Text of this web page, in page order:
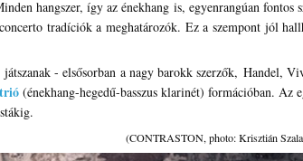
hangszer, így az énekhang is, egyenrangúan fontos
tradíciók a meghatározók. Ez a szempont jól
- elsősorban a nagy barokk szerzők, Handel,
trió (énekhang-hegedű-basszus klarinét) formációban. Az
(CONTRASTON, photo: Krisztián